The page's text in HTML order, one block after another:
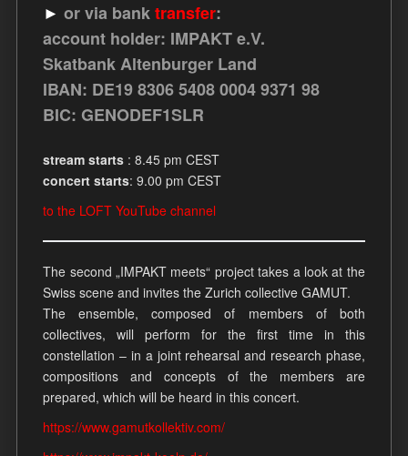
► or via banktransfer:
account holder: IMPAKT e.V.
Skatbank Altenburger Land
IBAN: DE19 8306 5408 0004 9371 98
BIC: GENODEF1SLR
stream starts : 8.45 pm CEST
concert starts: 9.00 pm CEST
to the LOFT YouTube channel
The second „IMPAKT meets“ project takes a look at the
Swiss scene and invites the Zurich collective GAMUT.
The ensemble, composed of members of both
collectives, will perform for the first time in this
constellation – in a joint rehearsal and research phase,
compositions and concepts of the members are
prepared, which will be heard in this concert.
https://www.gamutkollektiv.com/